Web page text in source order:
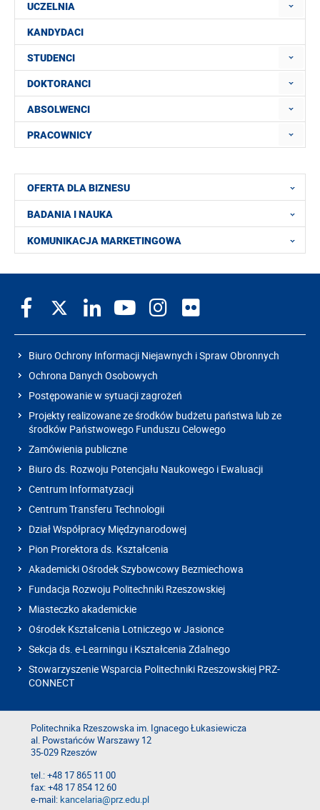
UCZELNIA
KANDYDACI
STUDENCI
DOKTORANCI
ABSOLWENCI
PRACOWNICY
OFERTA DLA BIZNESU
BADANIA I NAUKA
KOMUNIKACJA MARKETINGOWA
Biuro Ochrony Informacji Niejawnych i Spraw Obronnych
Ochrona Danych Osobowych
Postępowanie w sytuacji zagrożeń
Projekty realizowane ze środków budżetu państwa lub ze
środków Państwowego Funduszu Celowego
Zamówienia publiczne
Biuro ds. Rozwoju Potencjału Naukowego i Ewaluacji
Centrum Informatyzacji
Centrum Transferu Technologii
Dział Współpracy Międzynarodowej
Pion Prorektora ds. Kształcenia
Akademicki Ośrodek Szybowcowy Bezmiechowa
Fundacja Rozwoju Politechniki Rzeszowskiej
Miasteczko akademickie
Ośrodek Kształcenia Lotniczego w Jasionce
Sekcja ds. e-Learningu i Kształcenia Zdalnego
Stowarzyszenie Wsparcia Politechniki Rzeszowskiej PRZ-
CONNECT
Politechnika Rzeszowska im. Ignacego Łukasiewicza
al. Powstańców Warszawy 12
35-029 Rzeszów
tel.: +48 17 865 11 00
fax: +48 17 854 12 60
e-mail:kancelaria@prz.edu.pl